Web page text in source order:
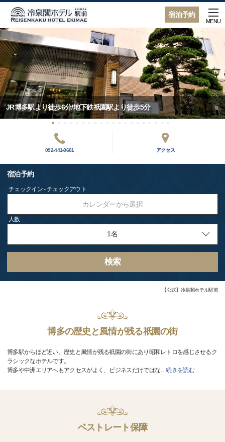
宿泊予約
MENU
JR博多駅より徒歩6分/地下鉄祇園駅より徒歩5分
092-441-8601 アクセス
宿泊予約
チェックイン - チェックアウト
カレンダーから選択
人数
検索
【公式】冷泉閣ホテル駅前
博多の歴史と風情が残る祇園の街
博多駅からほど近い、歴史と風情が残る祇園の街にあり昭和レトロを感じさせるク
ラシックなホテルです。
博多や中洲エリアへもアクセスがよく、ビジネスだけではな…続きを読む
ベストレート保障